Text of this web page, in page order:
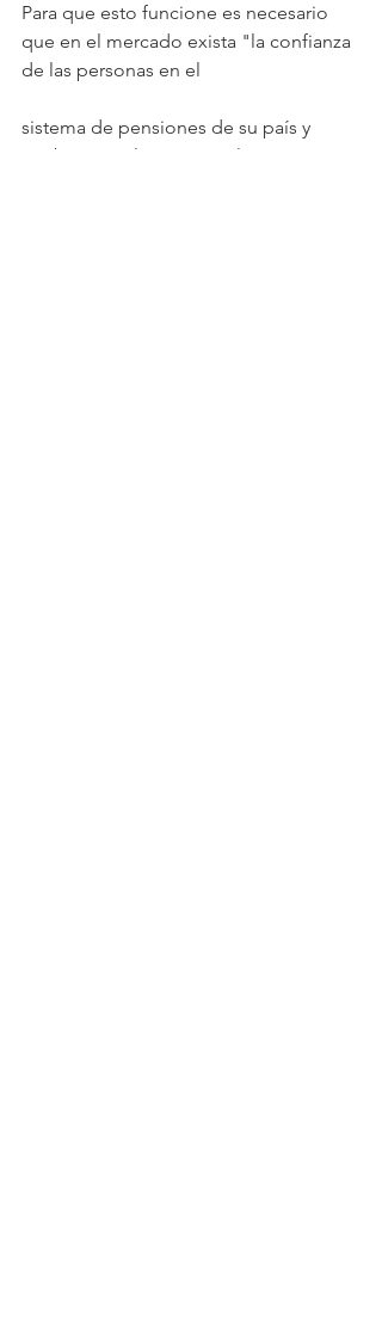
Para que esto funcione es necesario
que en el mercado exista "la confianza
de las personas en el
sistema de pensiones de su país y
también en el sistema político, ya que